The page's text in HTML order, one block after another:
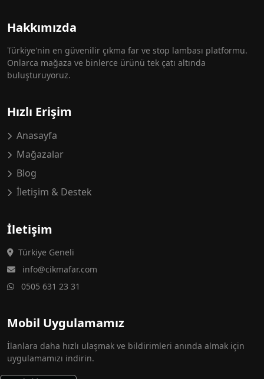
Hakkımızda
Türkiye'nin en güvenilir çıkma far ve stop lambası platformu.
Onlarca mağaza ve binlerce ürünü tek çatı altında
buluşturuyoruz.
Hızlı Erişim
Anasayfa
Mağazalar
Blog
İletişim & Destek
İletişim
Türkiye Geneli
info@cikmafar.com
0505 631 23 31
Mobil Uygulamamız
İlanlara daha hızlı ulaşmak ve bildirimleri anında almak için
uygulamamızı indirin.